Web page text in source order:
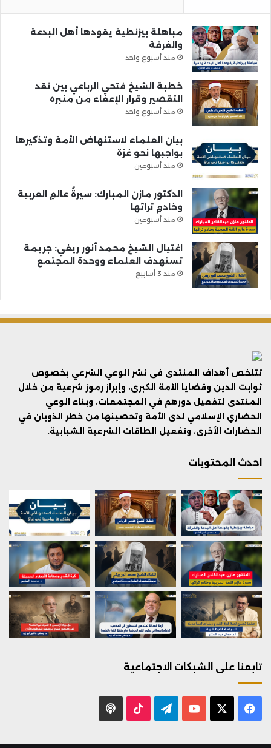
مباهلة بيزنطية يقودها أهل البدعة
والفرقة
منذ أسبوع واحد
خطبة الشيخ فتحي الرباعي بين نقد
التقصير وقرار الإعفاء من منبره
منذ أسبوع واحد
بيان العلماء لاستنهاض الأمة وتذكيرها
بواجبها نحو غزة
منذ أسبوعين
الدكتور مازن المبارك: سيرةُ عالمِ العربية
وخادمِ تراثها
منذ أسبوعين
اغتيال الشيخ محمد أنور ريغي: جريمة
تستهدف العلماء ووحدة المجتمع
منذ 3 أسابيع
تتلخص أهداف المنتدى فى نشر الوعي الشرعي بخصوص
ثوابت الدين وقضايا الأمة الكبرى، وإبراز رموز شرعية من خلال
المنتدى لتفعيل دورهم في المجتمعات، وبناء الوعي
الحضاري الإسلامي لدى الأمة وتحصينها من خطر الذوبان في
الحضارات الأخرى، وتفعيل الطاقات الشرعية الشبابية.
احدث المحتويات
تابعنا على الشبكات الاجتماعية
فيسبوك يوتيوب تيلقرام ‫TikTok